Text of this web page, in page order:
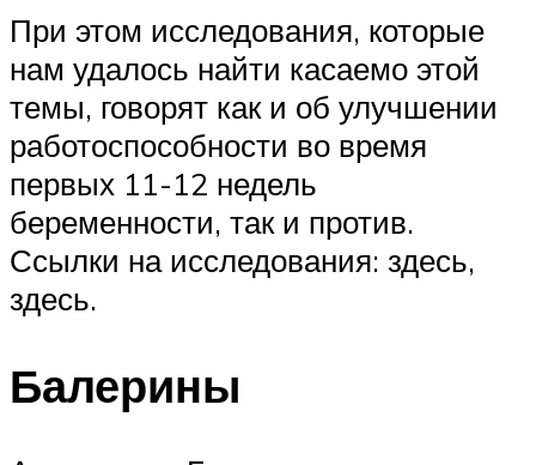
При этом исследования, которые
нам удалось найти касаемо этой
темы, говорят как и об улучшении
работоспособности во время
первых 11-12 недель
беременности, так и против.
Ссылки на исследования: здесь,
здесь.
Балерины